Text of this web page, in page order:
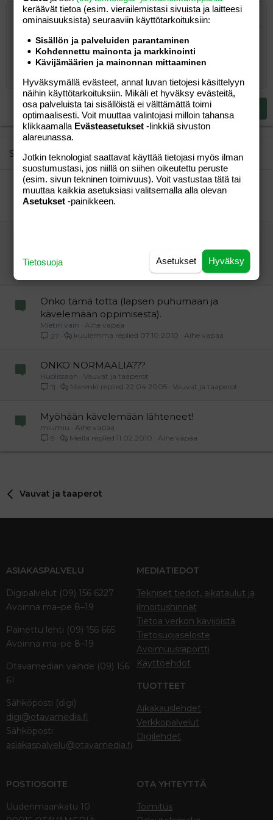
Lihavoitu
Kursivoitu
Laajennettuun editoriin…
Lista
Järjestetty lista
Järjestämätön lista
Suurenna sisennystä
Pienennä sisennystä
Laajennettuun editoriin…
Lisää hyperlinkki
Lisää kuva
HymiötLaajennettuun
Kumoa
Fontin koko
9
10
12
15
18
22
Tekstiväri
Kirjasintyyli
Arial
Book Antiqua
Courier New
Georgia
Tahoma
Times New Roman
Verdana
YliviivaaAlleviivattu
Rivinsisäinen koodi
Rivinsisäinen spoiler
Tasaus Tasaa vasemmalle
Keskitä
Tasaa oikealle
Justify text
Paragraph format
Normal
Heading 1
Heading 2
Heading 3
LainausLisää video/media
Lisää taulukko
Insert horizontal line
SpoilerKoodi
Tee uudelleen
BBCode-näkymä
Poista muotoilu
LuonnoksetTallenna luonnos
Poista luonnos
Kirjoita vastaus...
Lähetä vastaus
Similar threads
onko lapset samanlaisia
Ania
Vauvat ja taaperot
1
19.10.2005
piia
ov
Aihe vapaa
Aihe vapaa
Onko tämä totta (lapsen puhumaan ja
kävelemään oppimisesta).
Mietin vain
Aihe vapaa
27
Aihe vapaa
07.10.2010
kuulemma
ONKO NORMAALIA???
Huolissaan
Vauvat ja taaperot
11
Vauvat ja taaperot
22.04.2005
Marenki
Myöhään kävelemään lähteneet!
miumiu
Aihe vapaa
9
Aihe vapaa
11.02.2010
Meillä
Vauvat ja taaperot
ASIAKASPALVELU
Digipalvelut (09) 156 6227
Avoinna ma–pe 8–19
Painettu lehti (09) 156 665
Avoinna ma–pe 8–19
Otavamedian vaihde (09) 156
61
Sähköposti (digi)
digi@otavamedia.fi
Sähköposti
asiakaspalvelu@otavamedia.fi
MEDIATIEDOT
Tekniset tiedot, aikataulut ja
ilmoitushinnat
Tietoa verkon kävijöistä
Tietosuojaseloste
Avoimuusraportti
Käyttöehdot
TUOTTEET
Aikakauslehdet
Verkkopalvelut
Digilehdet
POSTIOSOITE
Uudenmaankatu 10
OTA YHTEYTTÄ
Toimitus
keräävät tietoa (esim. vierailemis­tasi sivuista ja laitteesi
ominaisuuk­sista) seuraaviin käyttötarkoituksiin:
Sisällön ja palveluiden parantaminen
Kohdennettu mainonta ja markkinointi
Kävijämäärien ja mainonnan mittaaminen
Hyväksymällä evästeet, annat luvan tietojesi käsittelyyn
näihin käyttötarkoituksiin. Mikäli et hyväksy evästeitä,
osa palveluista tai sisällöistä ei välttämättä toimi
optimaalisesti. Voit muuttaa valintojasi milloin tahansa
klikkaamalla Evästeasetukset -linkkiä sivuston
alareunassa.
Jotkin teknologiat saattavat käyttää tietojasi myös ilman
suostumustasi, jos niillä on siihen oikeutettu peruste
(esim. sivun tekninen toimivuus). Voit vastustaa tätä tai
muuttaa kaikkia asetuksiasi valitsemalla alla olevan
Asetukset -painikkeen.
Hyväksy
Asetukset
Tietosuoja